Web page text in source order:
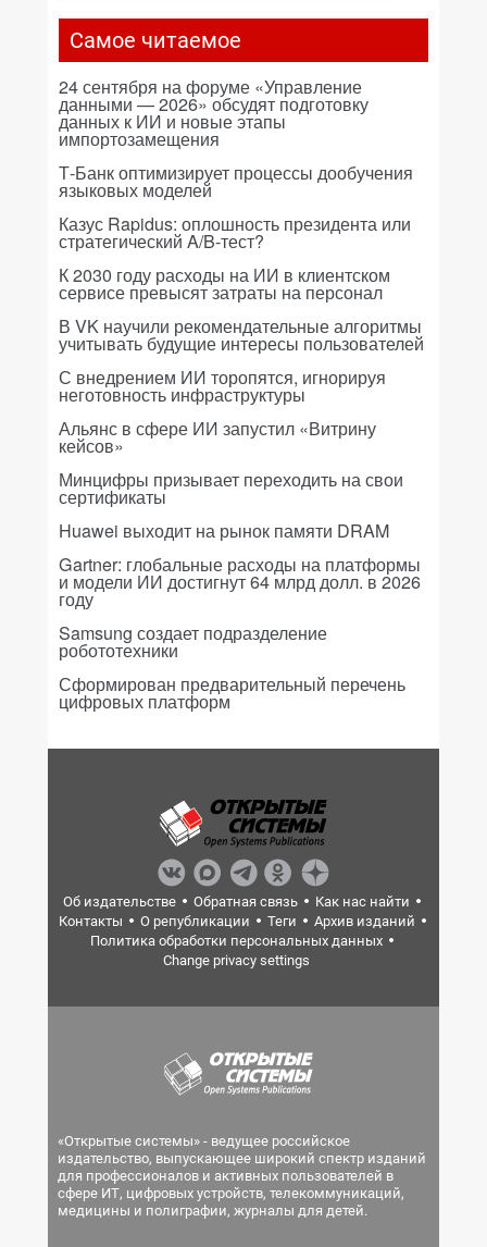
Самое читаемое
24 сентября на форуме «Управление
данными — 2026» обсудят подготовку
данных к ИИ и новые этапы
импортозамещения
Т-Банк оптимизирует процессы дообучения
языковых моделей
Казус Rapidus: оплошность президента или
стратегический A/B-тест?
К 2030 году расходы на ИИ в клиентском
сервисе превысят затраты на персонал
В VK научили рекомендательные алгоритмы
учитывать будущие интересы пользователей
С внедрением ИИ торопятся, игнорируя
неготовность инфраструктуры
Альянс в сфере ИИ запустил «Витрину
кейсов»
Минцифры призывает переходить на свои
сертификаты
Huawei выходит на рынок памяти DRAM
Gartner: глобальные расходы на платформы
и модели ИИ достигнут 64 млрд долл. в 2026
году
Samsung создает подразделение
робототехники
Сформирован предварительный перечень
цифровых платформ
Об издательстве Обратная связь
Как нас найти
Контакты
О републикации Теги
Архив изданий
Политика обработки персональных данных
Change privacy settings
«Открытые системы» - ведущее российское
издательство, выпускающее широкий спектр изданий
для профессионалов и активных пользователей в
сфере ИТ, цифровых устройств, телекоммуникаций,
медицины и полиграфии, журналы для детей.